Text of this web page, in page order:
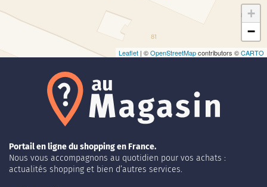
+
−
Leaflet | ©OpenStreetMapcontributors ©CARTO
Portail en ligne du shopping en France.
Nous vous accompagnons au quotidien pour vos achats :
actualités shopping et bien d’autres services.